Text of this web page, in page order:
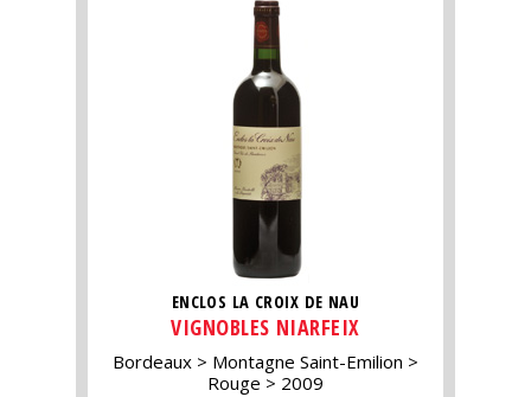
ENCLOS LA CROIX DE NAU
VIGNOBLES NIARFEIX
Bordeaux
Montagne Saint-Emilion
Rouge
2009